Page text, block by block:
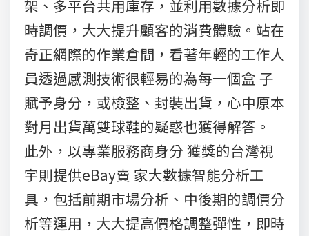
架、多平台共用庫存，並利用數據分析即
時調價，大大提升顧客的消費體驗。站在
奇正網際的作業倉間，看著年輕的工作人
員透過感測技術很輕易的為每一個盒 子
賦予身分，或檢整、封裝出貨，心中原本
對月出貨萬雙球鞋的疑惑也獲得解答。
此外，以專業服務商身分 獲獎的台灣視
宇則提供eBay賣 家大數據智能分析工
具，包括前期市場分析、中後期的調價分
析等運用，大大提高價格調整彈性，即時